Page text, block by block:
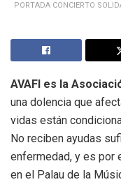
PORTADA CONCIERTO
AVAFI es la
una dolencia que
vidas están
No reciben ayudas
enfermedad, y es por
en el Palau de la